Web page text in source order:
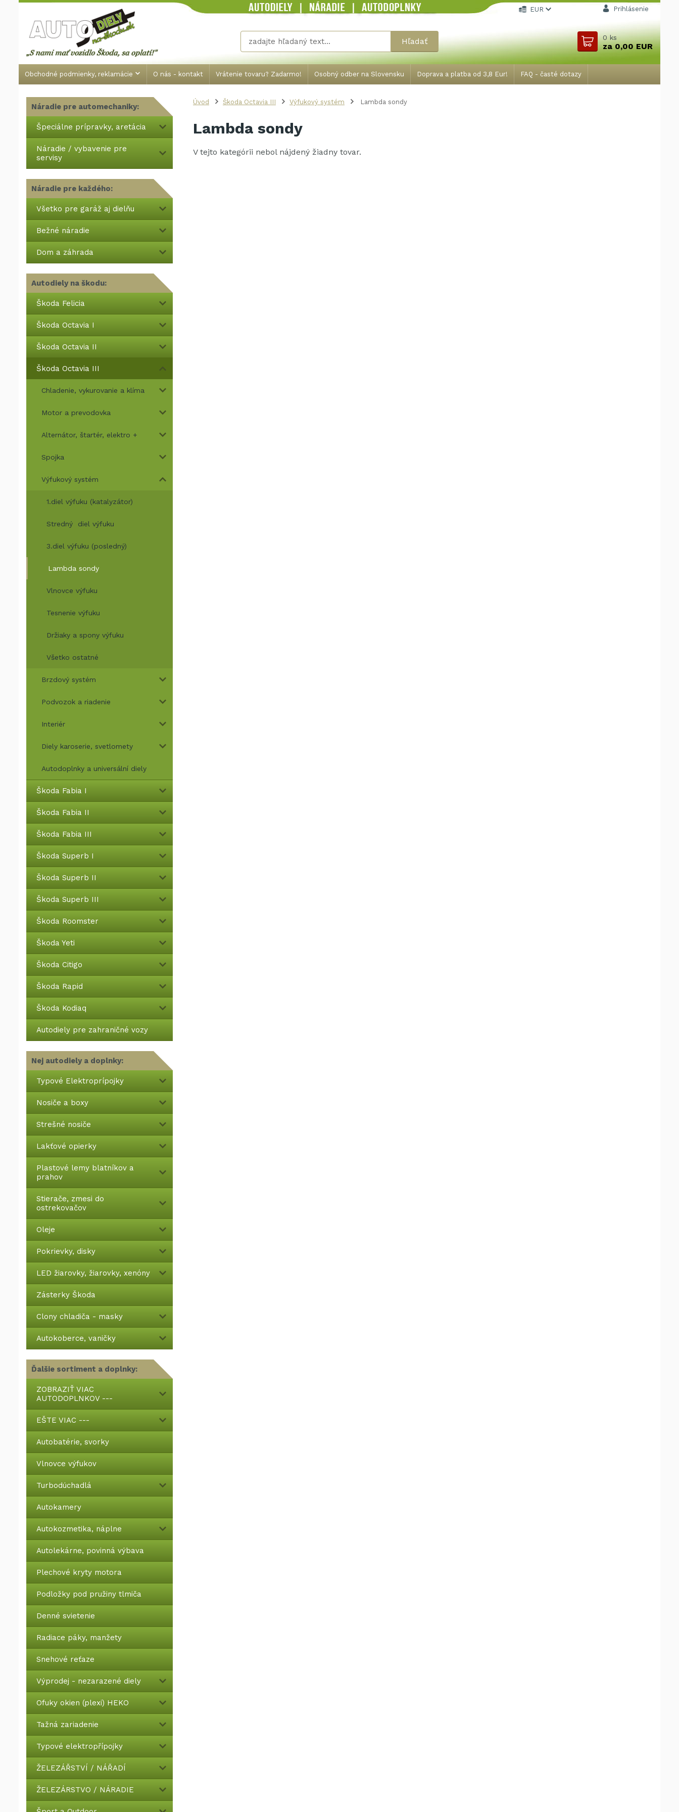
Obchodné podmienky, reklamácie O nás - kontakt Vrátenie tovaru? Zadarmo! Osobný odber na Slovensku Doprava a platba od 3,8 Eur! FAQ - časté dotazy
EUR Prihlásenie
Hľadať 0ks
za0,00 EUR
Náradie pre automechaniky:
Špeciálne prípravky, aretácia
Náradie / vybavenie pre
servisy
Náradie pre každého:
Všetko pre garáž aj dielňu
Bežné náradie
Dom a záhrada
Autodiely na škodu:
Škoda Felicia
Škoda Octavia I
Škoda Octavia II
Škoda Octavia III
Chladenie, vykurovanie a klíma
Motor a prevodovka
Alternátor, štartér, elektro +
Spojka
Výfukový systém
1.diel výfuku (katalyzátor)
Stredný diel výfuku
3.diel výfuku (posledný)
Lambda sondy
Vlnovce výfuku
Tesnenie výfuku
Držiaky a spony výfuku
Všetko ostatné
Brzdový systém
Podvozok a riadenie
Interiér
Diely karoserie, svetlomety
Autodoplnky a universální diely
Škoda Fabia I
Škoda Fabia II
Škoda Fabia III
Škoda Superb I
Škoda Superb II
Škoda Superb III
Škoda Roomster
Škoda Yeti
Škoda Citigo
Škoda Rapid
Škoda Kodiaq
Autodiely pre zahraničné vozy
Nej autodiely a doplnky:
Typové Elektroprípojky
Nosiče a boxy
Strešné nosiče
Lakťové opierky
Plastové lemy blatníkov a
prahov
Stierače, zmesi do
ostrekovačov
Oleje
Pokrievky, disky
LED žiarovky, žiarovky, xenóny
Zásterky Škoda
Clony chladiča - masky
Autokoberce, vaničky
Ďalšie sortiment a doplnky:
ZOBRAZIŤ VIAC
AUTODOPLNKOV ---
EŠTE VIAC ---
Autobatérie, svorky
Vlnovce výfukov
Turbodúchadlá
Autokamery
Autokozmetika, náplne
Autolekárne, povinná výbava
Plechové kryty motora
Podložky pod pružiny tlmiča
Denné svietenie
Radiace páky, manžety
Snehové reťaze
Výprodej - nezarazené diely
Ofuky okien (plexi) HEKO
Tažná zariadenie
Typové elektropřípojky
ŽELEZÁŘSTVÍ / NÁŘADÍ
ŽELEZÁRSTVO / NÁRADIE
Úvod Škoda Octavia III Výfukový systém Lambda sondy
Lambda sondy
V tejto kategórii nebol nájdený žiadny tovar.